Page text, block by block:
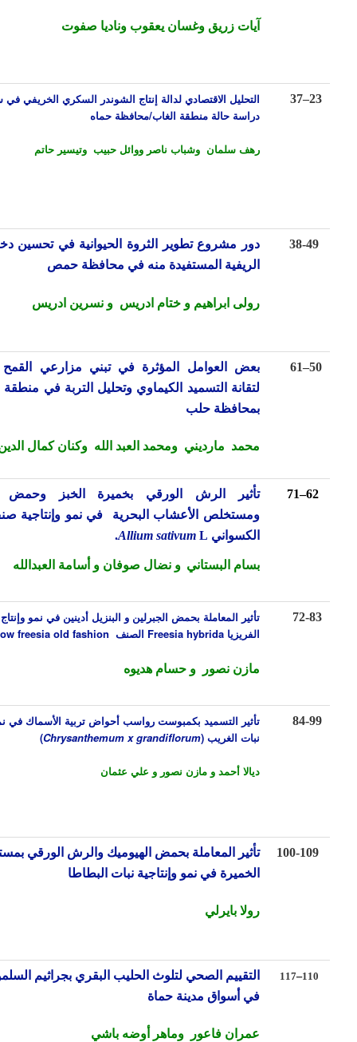
آيات زريق وغسان يعقوب وناديا صفوت
التحليل الاقتصادي لدالة إنتاج الشوندر السكري الخريفي في سورية
دراسة حالة منطقة الغاب/محافظة حماه
رهف سلمان وشباب ناصرووائل حبيبوتيسير حاتم
دور مشروع تطوير الثروة الحيوانية في تحسين دخل الأسر
الريفية المستفيدة منه في محافظة حمص
رولى ابراهيم و ختام ادريس و نسرين ادريس
بعض العوامل المؤثرة في تبني مزارعي القمح المروي
لتقانة التسميد الكيماوي وتحليل التربة في منطقة السفيرة
بمحافظة حلب
محمد مارديني ومحمد العبد الله وكنان كمال الدين
تأثير الرش الورقي بخميرة الخبز وحمض الفوليك
ومستخلص الأعشاب البحرية في نمو وإنتاجية صنف الثوم
الكسواني
Allium sativumL.
بسام البستانيو نضال صوفان و أسامة العبدالله
تأثير المعاملة بحمض الجبرلين و البنزيل أدينين في نمو وإنتاج نبات
Freesia hybridaالصنف Yellow freesia old fashion
مازن نصور و حسام هديوه
تأثير التسميد كمبوست رواسب أحواض تربية الأسماك في نمو وإزهار
نبات الغريب(
Chrysanthemum x grandiflorum
)
ديالا أحمد و مازن نصور و علي عثمان
100- تأثير المعاملة بحمض الهيوميك والرش الورقي بمستخلص
خميرة في نمو وإنتاجية نبات البطاطا
رولا بايرلي
التقييم الصحي لتلوث الحليب البقري بجراثيم السلمونيلة
في أسواق مدينة حماة
عمران فاعور وماهر أوضه باشي